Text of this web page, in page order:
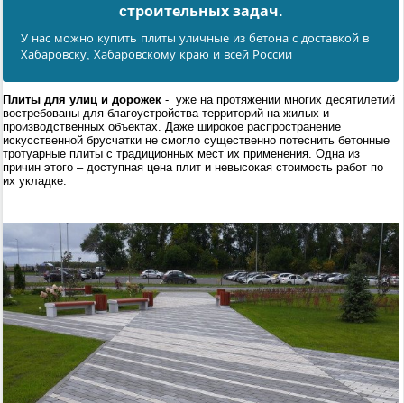
cтроительных задач.
У нас можно купить плиты уличные из бетона с доставкой в
Хабаровску, Хабаровскому краю и всей России
Плиты для улиц и дорожек - уже на протяжении многих десятилетий
востребованы для благоустройства территорий на жилых и
производственных объектах. Даже широкое распространение
искусственной брусчатки не смогло существенно потеснить бетонные
тротуарные плиты с традиционных мест их применения. Одна из
причин этого – доступная цена плит и невысокая стоимость работ по
их укладке.